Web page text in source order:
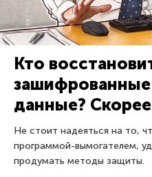
Кто
данные?
Не стоит надеяться на то,
программой-вымогателем,
продумать методы защиты.